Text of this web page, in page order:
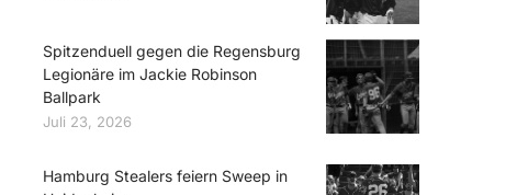
Spitzenduell gegen die Regensburg
Legionäre im Jackie Robinson
Ballpark
Juli 23, 2026
Hamburg Stealers feiern Sweep in